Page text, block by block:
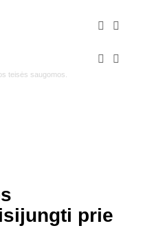




teisės saugomos.
prie